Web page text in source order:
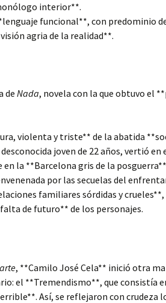
interior**.
funcional**, con predominio
agria de la realidad**.
deNada, novela con la que obtuvo el
violenta y triste** de la abatida
joven de 22 años, vertió en
la **Barcelona gris de la
por las secuelas del
familiares sórdidas y
de futuro** de los personajes.
, **Camilo José Cela** inició otra
el **Tremendismo**, que consistía
Así, se reflejaron con crudeza